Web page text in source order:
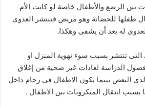
بين الرضع والأطفال خاصة لو كانت الأم
طفلها للحضانة وهو مريض فتنتشر العدوى
له بعد أن يشفى وهكذا.
تنتشر بسبب سوء تهوية المنزل او
الدراسة لعادات غير صحية من إغلاق
لدى البعض بينما يكون الاطفال فى زحام داخل
انتقال الميكروبات بين الاطفال .